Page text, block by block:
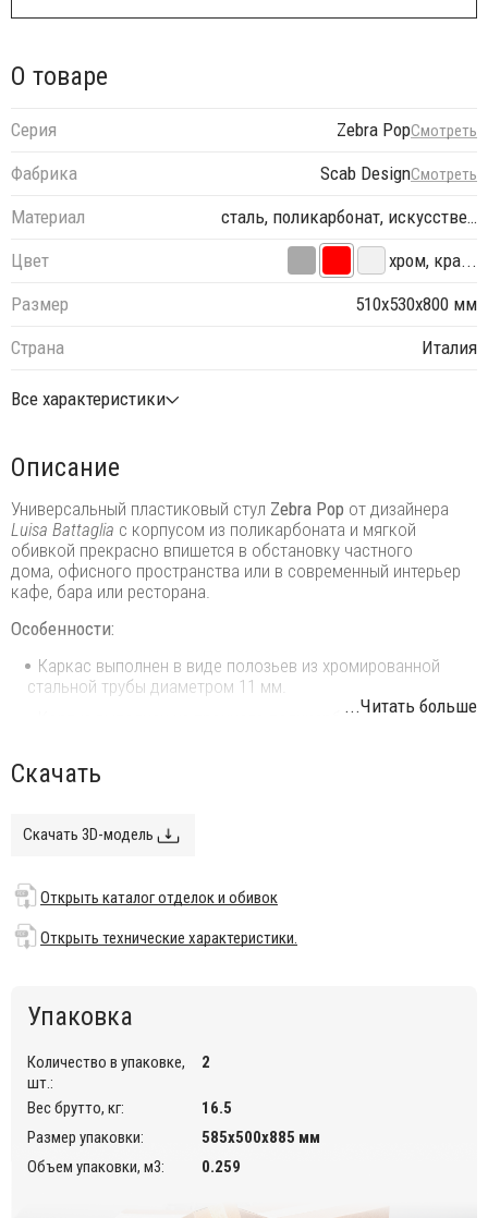
О товаре
Серия Zebra PopСмотреть
Фабрика Scab DesignСмотреть
Материал
сталь, поликарбонат, искусстве…
Цвет
хром, кра...
Размер
510х530х800 мм
Страна
Италия
Все характеристики
Описание
Универсальный пластиковый стул Zebra Pop от дизайнерa
Luisa Battaglia с корпусом из поликарбоната и мягкой
обивкой прекрасно впишется в обстановку частного
дома, офисного пространства или в современный интерьер
кафе, бара или ресторана.
Особенности:
Каркас выполнен в виде полозьев из хромированной
стальной трубы диаметром 11 мм.
Корпус выполнен из прочного поликарбоната.
доступны варианты с обивкой из ткани и натуральной
максимального удобства хранения.
внутреннем интерьере кафе, ресторанов.
Открыть каталог отделок и обивок
...Читать больше
Скачать
Скачать 3D-модель
Открыть каталог отделок и обивок
Открыть технические характеристики.
Упаковка
Количество в упаковке,
шт.:
2
Вес брутто, кг:
16.5
Размер упаковки:
585х500х885 мм
Объем упаковки, м3:
0.259